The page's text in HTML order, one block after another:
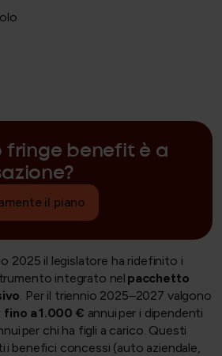
fringe benefit è a
il piano
2025 il legislatore ha ridefinito i
integrato nel pacchetto
. Per il triennio 2025–2027 valgono
fino a1.000 € annui per i dipendenti
per chi ha figli a carico. Questi
i benefici concessi (auto aziendale,